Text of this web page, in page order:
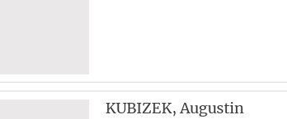
KUBIZEK, Augustin